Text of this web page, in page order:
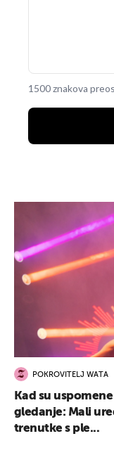
1500 znakova
POKROVITELJ WATA
Kad su
gledanje: Mali
trenutke s ple...